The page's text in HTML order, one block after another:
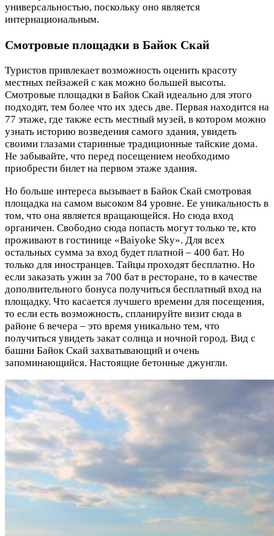
универсальностью, поскольку оно является
интернациональным.
Смотровые площадки в Байок Скай
Туристов привлекает возможность оценить красоту
местных пейзажей с как можно большей высоты.
Смотровые площадки в Байок Скай идеально для этого
подходят, тем более что их здесь две. Первая находится на
77 этаже, где также есть местный музей, в котором можно
узнать историю возведения самого здания, увидеть
своими глазами старинные традиционные тайские дома.
Не забывайте, что перед посещением необходимо
приобрести билет на первом этаже здания.
Но больше интереса вызывает в Байок Скай смотровая
площадка на самом высоком 84 уровне. Ее уникальность в
том, что она является вращающейся. Но сюда вход
органичен. Свободно сюда попасть могут только те, кто
проживают в гостинице «Baiyoke Sky». Для всех
остальных сумма за вход будет платной – 400 бат. Но
только для иностранцев. Тайцы проходят бесплатно. Но
если заказать ужин за 700 бат в ресторане, то в качестве
дополнительного бонуса получиться бесплатный вход на
площадку. Что касается лучшего времени для посещения,
то если есть возможность, спланируйте визит сюда в
районе 6 вечера – это время уникально тем, что
получиться увидеть закат солнца и ночной город. Вид с
башни Байок Скай захватывающий и очень
запоминающийся. Настоящие бетонные джунгли.